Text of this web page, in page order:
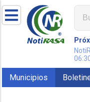
Municipios